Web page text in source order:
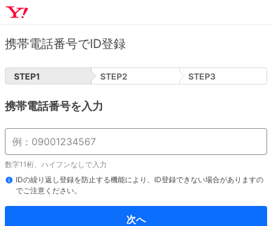
携帯電話番号でID登録
STEP1 STEP2 STEP3
携帯電話番号を入力
数字11桁、ハイフンなしで入力
IDの繰り返し登録を防止する機能により、ID登録できない場合がありますの
でご注意ください。
次へ